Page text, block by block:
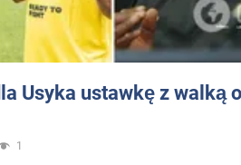
Usyka ustawkę z walką
1